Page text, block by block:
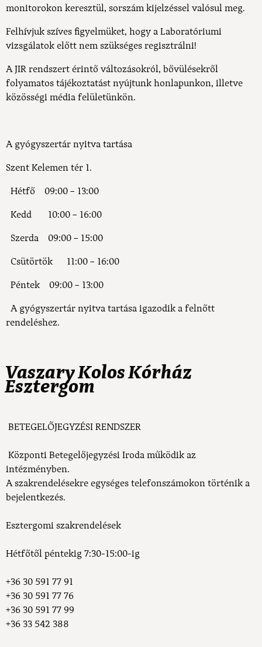
monitorokon keresztül, sorszám kijelzéssel valósul meg.
Felhívjuk szíves figyelmüket, hogy a Laboratóriumi
vizsgálatok előtt nem szükséges regisztrálni!
A JIR rendszert érintő változásokról, bővülésekről
folyamatos tájékoztatást nyújtunk honlapunkon, illetve
közösségi média felületünkön.
A gyógyszertár nyitva tartása
Szent Kelemen tér 1.
Hétfő 09:00 – 13:00
Kedd 10:00 – 16:00
Szerda 09:00 – 15:00
Csütörtök 11:00 – 16:00
Péntek 09:00 – 13:00
A gyógyszertár nyitva tartása igazodik a felnőtt
rendeléshez.
Vaszary Kolos Kórház
Esztergom
BETEGELŐJEGYZÉSI RENDSZER
Központi Betegelőjegyzési Iroda működik az
intézményben.
A szakrendelésekre egységes telefonszámokon történik a
bejelentkezés.
Esztergomi szakrendelések
Hétfőtől péntekig 7:30-15:00-ig
+36 30 591 77 91
+36 30 591 77 76
+36 30 591 77 99
+36 33 542 388